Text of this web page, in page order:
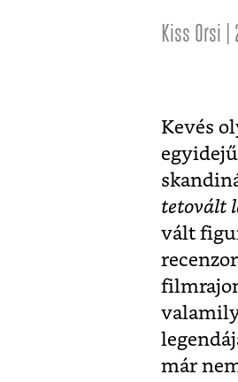
Kiss Orsi |
Kevés
tetovált
vált
már